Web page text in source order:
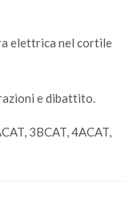
elettrica nel cortile
e dibattito.
3BCAT, 4ACAT,